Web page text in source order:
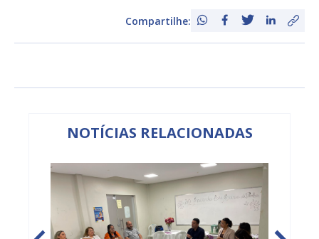
Compartilhe:
NOTÍCIAS RELACIONADAS